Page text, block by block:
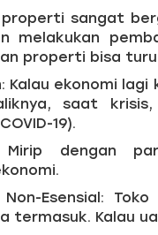
properti sangat
melakukan
properti bisa
Kalau ekonomi
saat
19).
Mirip dengan
Esensial:
termasuk. Kalau